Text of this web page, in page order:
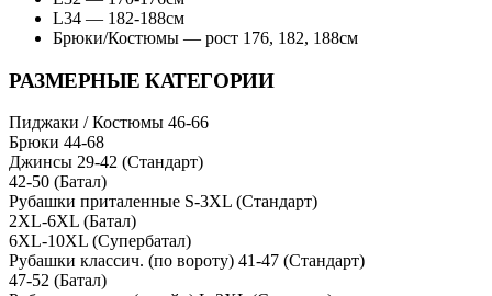
L34 — 182-188см
Брюки/Костюмы — рост 176, 182, 188см
РАЗМЕРНЫЕ КАТЕГОРИИ
Пиджаки / Костюмы 46-66
Брюки 44-68
Джинсы 29-42 (Стандарт)
42-50 (Батал)
Рубашки приталенные S-3XL (Стандарт)
2XL-6XL (Батал)
6XL-10XL (Супербатал)
Рубашки классич. (по вороту) 41-47 (Стандарт)
47-52 (Батал)